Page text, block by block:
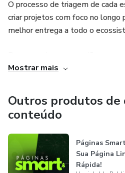
O processo de triagem de cada
criar projetos com foco no longo
melhor entrega a todo o
Especialistas ou Gestores de
Mostrar mais
Outros produtos de
conteúdo
Páginas
Sua Página
Rápida!